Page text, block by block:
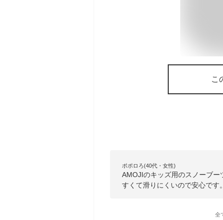
こ
ポポロろ(40代・女性)
AMOJIのキッズ用のスノーブ
すくて滑りにくいので安心です
全